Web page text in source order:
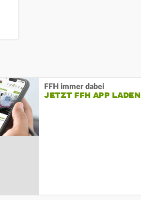
FFH immer dabei
JETZT FFH APP LADEN